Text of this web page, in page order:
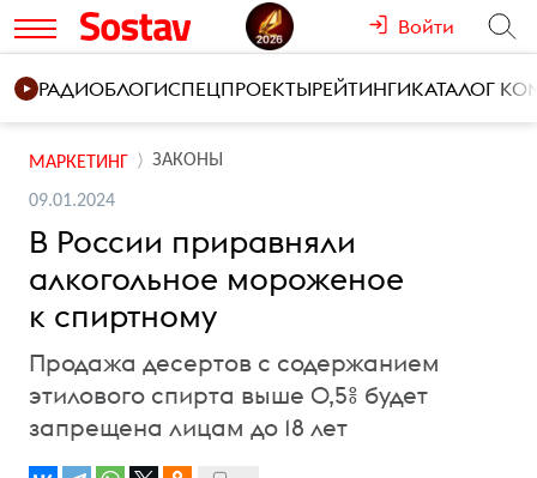
Войти
РАДИОБЛОГИСПЕЦПРОЕКТЫРЕЙТИНГИКАТАЛОГ
МАРКЕТИНГ ЗАКОНЫ
09.01.2024
В России приравняли
алкогольное мороженое
к спиртному
Продажа десертов с содержанием
этилового спирта выше 0,5% будет
запрещена лицам до 18 лет